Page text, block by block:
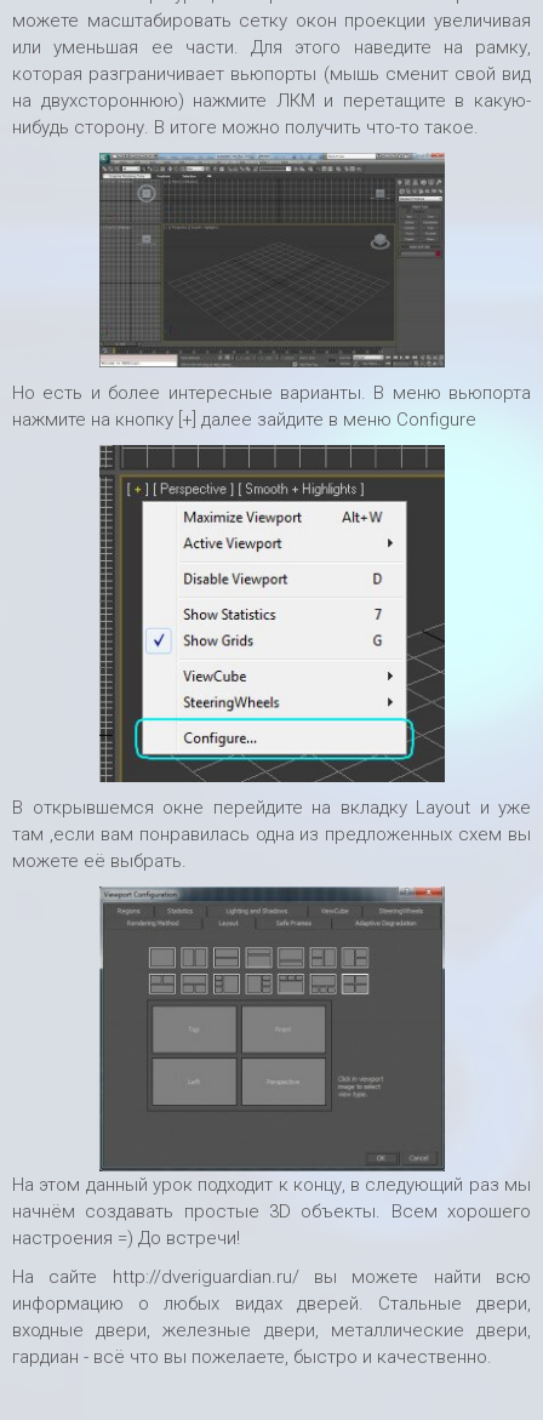
можете масштабировать сетку окон проекции увеличивая
или уменьшая ее части. Для этого наведите на рамку,
которая разграничивает вьюпорты (мышь сменит свой вид
на двухстороннюю) нажмите ЛКМ и перетащите в какую-
нибудь сторону. В итоге можно получить что-то такое.
Но есть и более интересные варианты. В меню вьюпорта
нажмите на кнопку [+] далее зайдите в меню Configure
В открывшемся окне перейдите на вкладку Layout и уже
там ,если вам понравилась одна из предложенных схем вы
можете её выбрать.
На этом данный урок подходит к концу, в следующий раз мы
начнём создавать простые 3D объекты. Всем хорошего
настроения =) До встречи!
На сайте http://dveriguardian.ru/ вы можете найти всю
информацию о любых видах дверей. Стальные двери,
входные двери, железные двери, металлические двери,
гардиан - всё что вы пожелаете, быстро и качественно.